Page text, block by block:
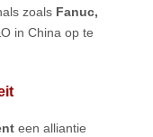
zoals Fanuc,
in China op te
een alliantie